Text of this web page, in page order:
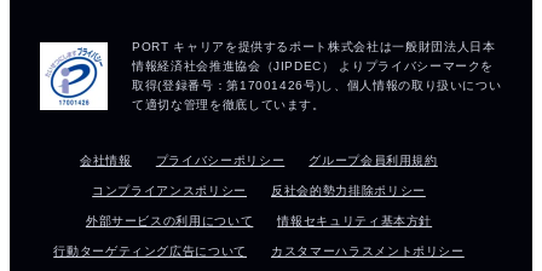
会社情報 プライバシーポリシー グループ会員利用規約
コンプライアンスポリシー 反社会的勢力排除ポリシー
外部サービスの利用について 情報セキュリティ基本方針
行動ターゲティング広告について カスタマーハラスメントポリシー